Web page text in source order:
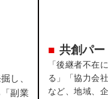
し、
副業
共創パー
「後継者不在
る」「協力会
など、地域、